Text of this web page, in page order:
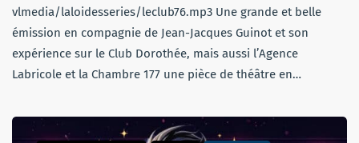
vlmedia/laloidesseries/leclub76.mp3 Une grande et belle
émission en compagnie de Jean-Jacques Guinot et son
expérience sur le Club Dorothée, mais aussi l’Agence
Labricole et la Chambre 177 une pièce de théâtre en…